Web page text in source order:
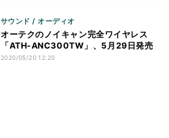
サウンド / オーディオ
オーテクのノイキャン完全ワイヤレス
「ATH-ANC300TW」、5月29日発売
2020/05/20 12:20